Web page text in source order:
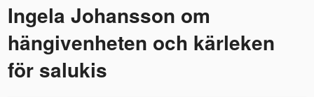
Ingela Johansson om
hängivenheten och kärleken
för salukis